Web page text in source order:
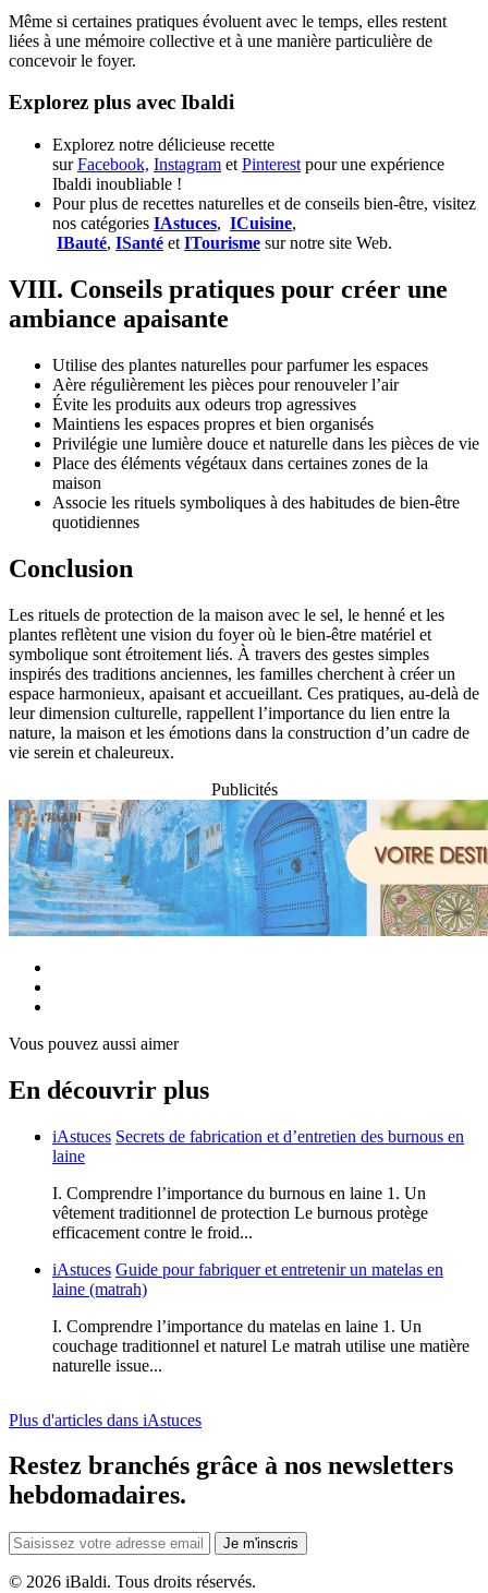
Même si certaines pratiques évoluent avec le temps, elles restent
liées à une mémoire collective et à une manière particulière de
concevoir le foyer.
Explorez plus avec Ibaldi
Explorez notre délicieuse recette
surFacebook, Instagram et Pinterest pour une expérience
Ibaldi inoubliable !
Pour plus de recettes naturelles et de conseils bien-être, visitez
nos catégories IAstuces, ICuisine,
IBauté, ISanté et ITourisme sur notre site Web.
VIII. Conseils pratiques pour créer une
ambiance apaisante
Utilise des plantes naturelles pour parfumer les espaces
Aère régulièrement les pièces pour renouveler l’air
Évite les produits aux odeurs trop agressives
Maintiens les espaces propres et bien organisés
Privilégie une lumière douce et naturelle dans les pièces de vie
Place des éléments végétaux dans certaines zones de la
maison
Associe les rituels symboliques à des habitudes de bien-être
quotidiennes
Conclusion
Les rituels de protection de la maison avec le sel, le henné et les
plantes reflètent une vision du foyer où le bien-être matériel et
symbolique sont étroitement liés. À travers des gestes simples
inspirés des traditions anciennes, les familles cherchent à créer un
espace harmonieux, apaisant et accueillant. Ces pratiques, au-delà de
leur dimension culturelle, rappellent l’importance du lien entre la
nature, la maison et les émotions dans la construction d’un cadre de
vie serein et chaleureux.
Publicités
Vous pouvez aussi aimer
En découvrir plus
iAstuces Secrets de fabrication et d’entretien des burnous en
laine
I. Comprendre l’importance du burnous en laine 1. Un
vêtement traditionnel de protection Le burnous protège
efficacement contre le froid...
iAstuces Guide pour fabriquer et entretenir un matelas en
laine (matrah)
I. Comprendre l’importance du matelas en laine 1. Un
couchage traditionnel et naturel Le matrah utilise une matière
naturelle issue...
Plus d'articles dans iAstuces
Restez branchés grâce à nos newsletters
hebdomadaires.
Je m'inscris
© 2026 iBaldi. Tous droits réservés.